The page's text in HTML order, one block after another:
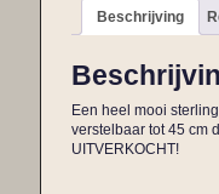
Beschrijving
Een heel mooi
verstelbaar tot 45 cm
UITVERKOCHT!